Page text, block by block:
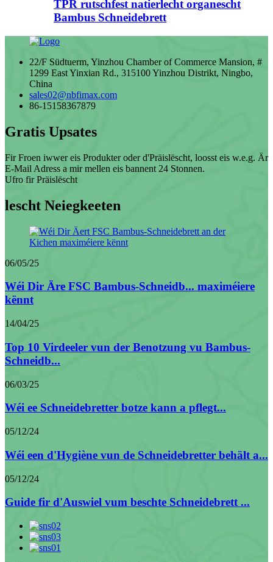
TPR rutschfest natierlecht organescht
Bambus Schneidebrett
22/F Südtuerm, Yinzhou Chamber of Commerce Mansion, #
1299 East Yinxian Rd., 315100 Yinzhou Distrikt, Ningbo,
China
sales02@nbfimax.com
86-15158367879
Gratis Upsates
Fir Froen iwwer eis Produkter oder d'Präislëscht, loosst eis w.e.g. Är
E-Mail Adress a mir mellen eis bannent 24 Stonnen.
Ufro fir Präislëscht
lescht Neiegkeeten
06/05/25
Wéi Dir Äre FSC Bambus-Schneidb... maximéiere
kënnt
14/04/25
Top 10 Virdeeler vun der Benotzung vu Bambus-
Schneidb...
06/03/25
Wéi ee Schneidebretter botze kann a pflegt...
05/12/24
Wéi een d'Hygiène vun de Schneidebretter behält a...
05/12/24
Guide fir d'Auswiel vum beschte Schneidebrett ...